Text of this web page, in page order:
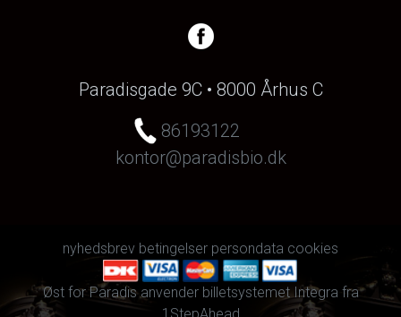
Paradisgade 9C • 8000 Århus C
86193122
kontor@paradisbio.dk
nyhedsbrev betingelser persondata cookies
Øst for Paradis anvender billetsystemet Integra fra